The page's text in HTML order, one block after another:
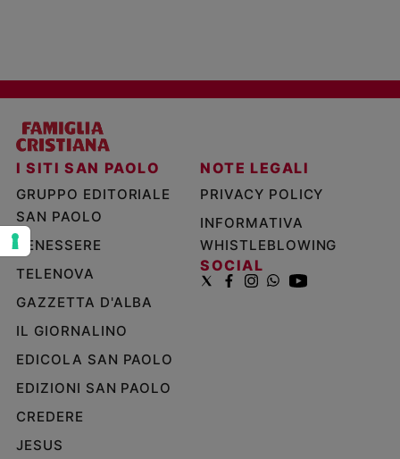
Bioetica
Riflessioni
Foto
Video
Privacy
Policy
I SITI SAN PAOLO
GRUPPO EDITORIALE
SAN PAOLO
BENESSERE
TELENOVA
GAZZETTA D'ALBA
IL GIORNALINO
EDICOLA SAN PAOLO
EDIZIONI SAN PAOLO
CREDERE
JESUS
NOTE LEGALI
PRIVACY POLICY
INFORMATIVA
WHISTLEBLOWING
SOCIAL